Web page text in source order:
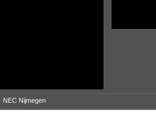
NEC Nijmegen